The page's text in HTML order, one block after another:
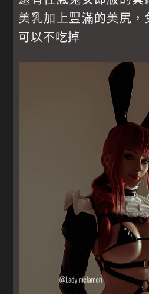
美乳加上豐滿的美尻，
可以不吃掉